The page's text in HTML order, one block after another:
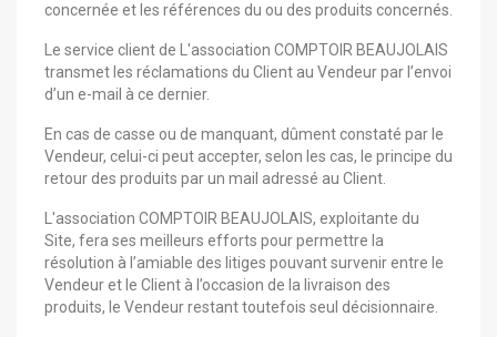
concernée et les références du ou des produits concernés.
Le service client de L'association COMPTOIR BEAUJOLAIS
transmet les réclamations du Client au Vendeur par l’envoi
d’un e-mail à ce dernier.
En cas de casse ou de manquant, dûment constaté par le
Vendeur, celui-ci peut accepter, selon les cas, le principe du
retour des produits par un mail adressé au Client.
L'association COMPTOIR BEAUJOLAIS, exploitante du
Site, fera ses meilleurs efforts pour permettre la
résolution à l’amiable des litiges pouvant survenir entre le
Vendeur et le Client à l’occasion de la livraison des
produits, le Vendeur restant toutefois seul décisionnaire.